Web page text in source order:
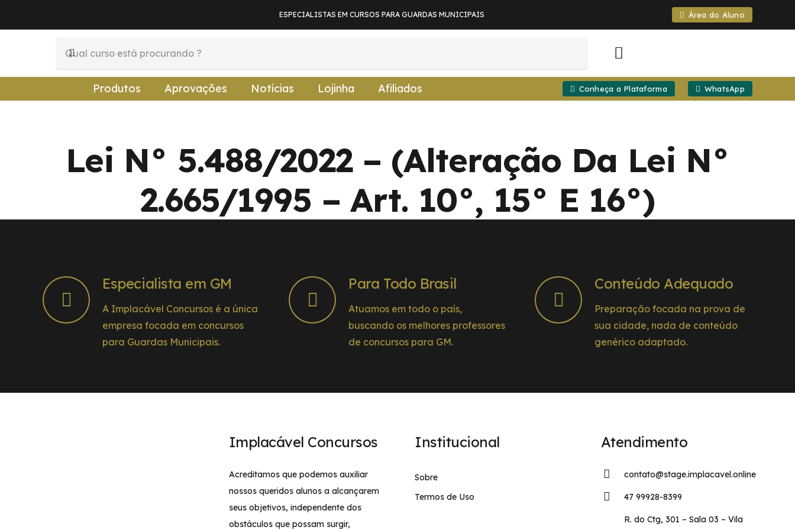
ESPECIALISTAS EM CURSOS PARA GUARDAS MUNICIPAIS Área do Aluno
Produtos Aprovações Notícias Lojinha Afiliados Conheça a Plataforma WhatsApp
Lei N° 5.488/2022 – (Alteração Da Lei N°
2.665/1995 – Art. 10°, 15° E 16°)
Especialista em GM
A Implacável Concursos é a única
empresa focada em concursos
para Guardas Municipais.
Para Todo Brasil
Atuamos em todo o país,
buscando os melhores professores
de concursos para GM.
Conteúdo Adequado
Preparação focada na prova de
sua cidade, nada de conteúdo
genérico adaptado.
Implacável Concursos
Acreditamos que podemos auxiliar
nossos queridos alunos a alcançarem
seus objetivos, independente dos
obstáculos que possam surgir,
Institucional
Sobre
Termos de Uso
Atendimento
contato@stage.implacavel.online
47 99928-8399
R. do Ctg, 301 – Sala 03 – Vila